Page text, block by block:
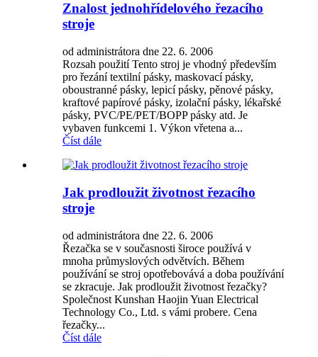
Znalost jednohřídelového řezacího
stroje
od administrátora dne 22. 6. 2006
Rozsah použití Tento stroj je vhodný především
pro řezání textilní pásky, maskovací pásky,
oboustranné pásky, lepicí pásky, pěnové pásky,
kraftové papírové pásky, izolační pásky, lékařské
pásky, PVC/PE/PET/BOPP pásky atd. Je
vybaven funkcemi 1. Výkon vřetena a...
Číst dále
Jak prodloužit životnost řezacího
stroje
od administrátora dne 22. 6. 2006
Řezačka se v současnosti široce používá v
mnoha průmyslových odvětvích. Během
používání se stroj opotřebovává a doba používání
se zkracuje. Jak prodloužit životnost řezačky?
Společnost Kunshan Haojin Yuan Electrical
Technology Co., Ltd. s vámi probere. Cena
řezačky...
Číst dále